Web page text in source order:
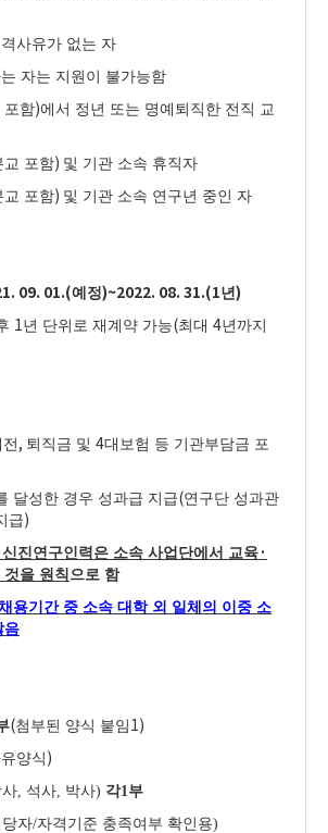
사유가 없는 자
자는 지원이 불가능함
포함)에서 정년 또는 명예퇴직한 전직 교
교 포함) 및 기관 소속 휴직자
교 포함) 및 기관 소속 연구년 중인 자
09. 01.(예정)~2022. 08. 31.(1년)
1년 단위로 재계약 가능(최대 4년까지
, 퇴직금 및 4대보험 등 기관부담금 포
달성한 경우 성과급 지급(연구단 성과관
급)
진연구인력은 소속 사업단에서 교육 ·
을 원칙으로 함
용기간 중 소속 대학 외 일체의 이중 소
음
(첨부된 양식 붙임 1)
양식 )
사, 석사, 박사) 각1부
자/자격기준 충족여부 확인용)